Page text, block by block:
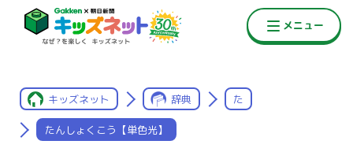
キッズネット 辞典 た
たんしょくこう【単色光】